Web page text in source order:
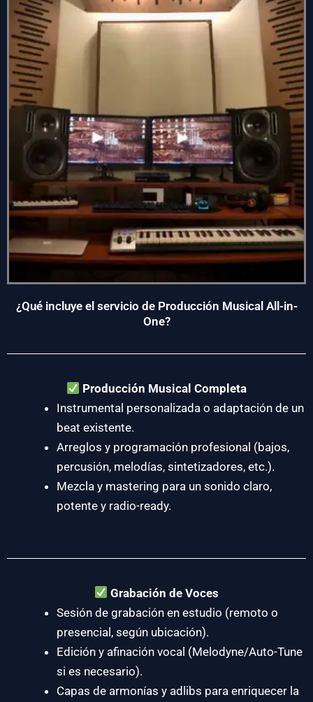
¿Qué incluye el servicio de Producción Musical All-in-
One?
Producción Musical Completa
Instrumental personalizada o adaptación de un
beat existente.
Arreglos y programación profesional (bajos,
percusión, melodías, sintetizadores, etc.).
Mezcla y mastering para un sonido claro,
potente y radio-ready.
Grabación de Voces
Sesión de grabación en estudio (remoto o
presencial, según ubicación).
Edición y afinación vocal (Melodyne/Auto-Tune
si es necesario).
Capas de armonías y adlibs para enriquecer la